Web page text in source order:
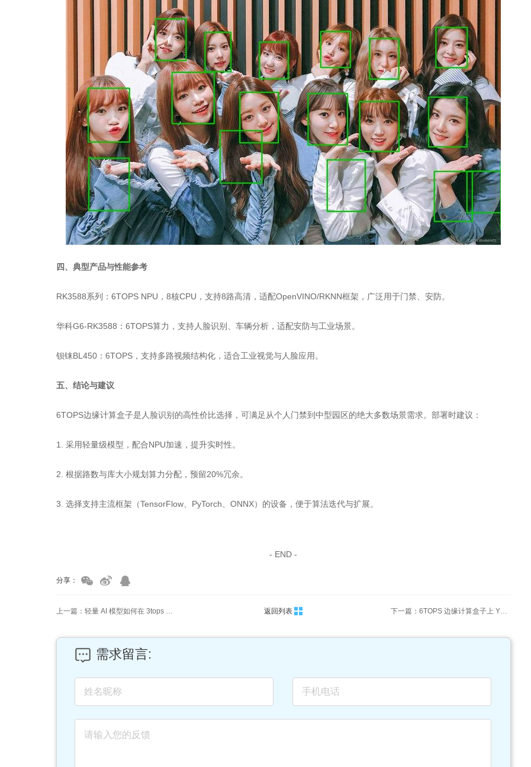
四、典型产品与性能参考
RK3588系列：6TOPS NPU，8核CPU，支持8路高清，适配OpenVINO/RKNN框架，广泛用于门禁、安防。
华科G6-RK3588：6TOPS算力，支持人脸识别、车辆分析，适配安防与工业场景。
钡铼BL450：6TOPS，支持多路视频结构化，适合工业视觉与人脸应用。
五、结论与建议
6TOPS边缘计算盒子是人脸识别的高性价比选择，可满足从个人门禁到中型园区的绝大多数场景需求。部署时建议：
1. 采用轻量级模型，配合NPU加速，提升实时性。
2. 根据路数与库大小规划算力分配，预留20%冗余。
3. 选择支持主流框架（TensorFlow、PyTorch、ONNX）的设备，便于算法迭代与扩展。
- END -
分享：
返回列表 下一篇：6TOPS 边缘计算盒子上 YOLOv8 模型快速部署步骤
需求留言: